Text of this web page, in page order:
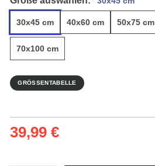
30x45 cm 40x60 cm 50x75 cm
70x100 cm
GRÖSSENTABELLE
39,99 €